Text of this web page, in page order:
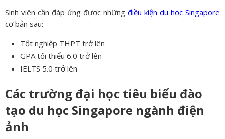
Sinh viên cần đáp ứng được những điều kiện du học Singapore
cơ bản sau:
Tốt nghiệp THPT trở lên
GPA tối thiểu 6.0 trở lên
IELTS 5.0 trở lên
Các trường đại học tiêu biểu đào
tạo du học Singapore ngành điện
ảnh